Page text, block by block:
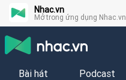
Nhac.vn
Mở trong ứng dụng Nhac.vn
Bài hát Podcast